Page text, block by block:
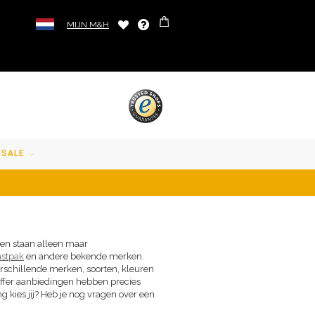
MIJN M&H
SALE
staan alleen maar
en andere bekende merken.
merken, soorten, kleuren
aanbiedingen hebben precies
kies jij? Heb je nog vragen over een